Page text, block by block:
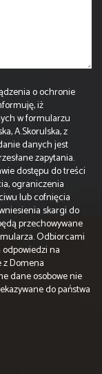
o ochronie
iż
w formularzu
A.Skorulska, z
danych jest
zapytania.
dostępu do treści
ograniczenia
lub cofnięcia
skargi do
przechowywane
Odbiorcami
na
z Domena
dane osobowe nie
do państwa